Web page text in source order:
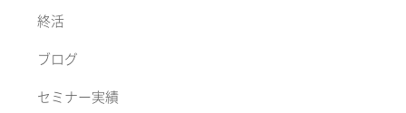
終活
ブログ
セミナー実績